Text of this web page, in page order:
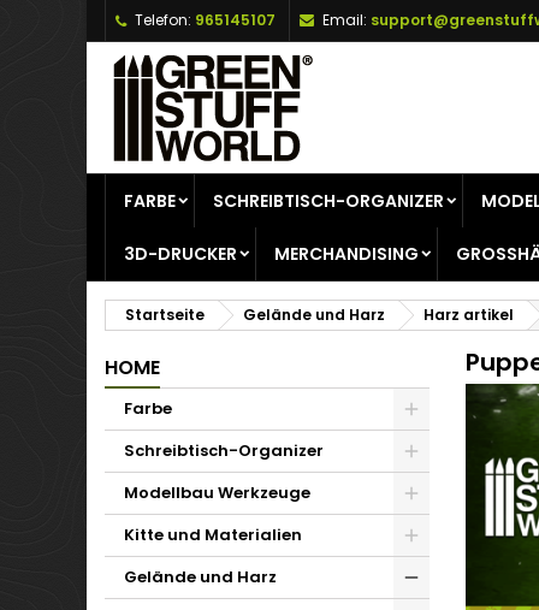
Telefon: 965145107 Email:
FARBE SCHREIBTISCH-ORGANIZER
3D-DRUCKER MERCHANDISING
Startseite Gelände und Harz Harz artikel
HOME
Farbe
Schreibtisch-Organizer
Modellbau Werkzeuge
Kitte und Materialien
Gelände und Harz